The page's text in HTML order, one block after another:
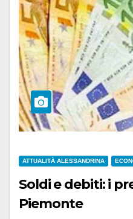
ATTUALITÀ ALESSANDRINA
Soldi e debiti: i
Piemonte